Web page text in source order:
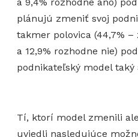
plánujú zmeniť svoj
takmer polovica (44,7% –
a 12,9% rozhodne nie)
podnikateľský model taký
Tí, ktorí model zmenili
uviedli nasledujúce